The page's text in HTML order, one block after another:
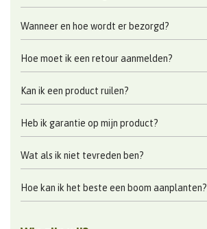
Wanneer en hoe wordt er bezorgd?
Hoe moet ik een retour aanmelden?
Kan ik een product ruilen?
Heb ik garantie op mijn product?
Wat als ik niet tevreden ben?
Hoe kan ik het beste een boom aanplanten?